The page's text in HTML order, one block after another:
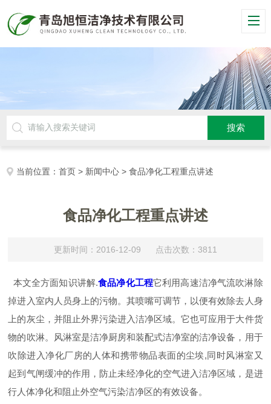
当前位置：首页 > 新闻中心 > 食品净化工程重点讲述
食品净化工程重点讲述
更新时间：2016-12-09 点击次数：3811
本文全方面知识讲解.食品净化工程它利用高速洁净气流吹淋除
掉进入室内人员身上的污物。其喷嘴可调节，以便有效除去人身
上的灰尘，并阻止外界污染进入洁净区域。它也可应用于大件货
物的吹淋。风淋室是洁净厨房和装配式洁净室的洁净设备，用于
吹除进入净化厂房的人体和携带物品表面的尘埃,同时风淋室又
起到气闸缓冲的作用，防止未经净化的空气进入洁净区域，是进
行人体净化和阻止外空气污染洁净区的有效设备。